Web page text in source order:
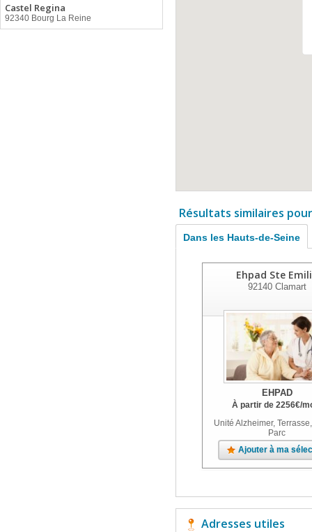
Castel Regina
92340 Bourg La Reine
Résultats similaires
Dans les Hauts-de-Seine
Ehpad Ste
92140Clamart
EHPAD
À partir de 2256€/
Unité Alzheimer,
Parc
Ajouter à ma
Adresses utiles